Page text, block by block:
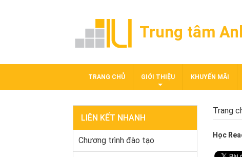
Trung tâm
TRANG CHỦ GIỚI THIỆU KHUYẾN MÃI
LIÊN KẾT NHANH
Chương trình đào tạo
Trang
Học